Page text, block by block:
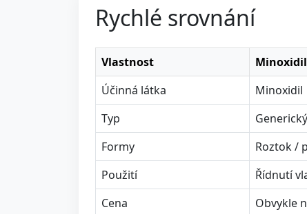
Rychlé srovnání
Vlastnost
Účinná látka
Minoxidil
Typ
Formy
Roztok /
Použití
Řídnutí
Cena
Obvykle